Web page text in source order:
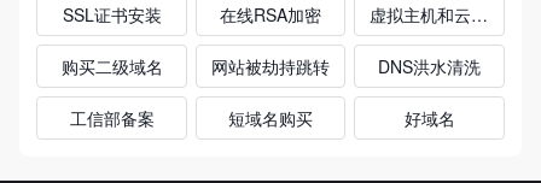
SSL证书安装 在线RSA加密 虚拟主机和云服务器的区别
购买二级域名 网站被劫持跳转 DNS洪水清洗
工信部备案 短域名购买 好域名